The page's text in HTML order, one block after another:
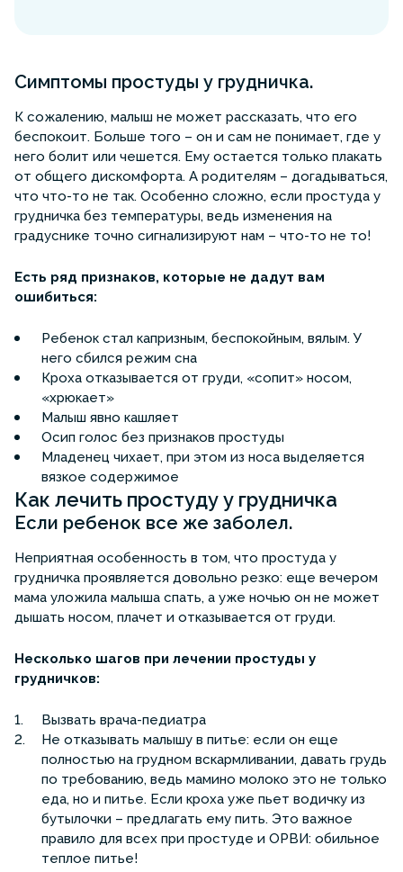
Симптомы простуды у грудничка.
К сожалению, малыш не может рассказать, что его
беспокоит. Больше того – он и сам не понимает, где у
него болит или чешется. Ему остается только плакать
от общего дискомфорта. А родителям – догадываться,
что что-то не так. Особенно сложно, если простуда у
грудничка без температуры, ведь изменения на
градуснике точно сигнализируют нам – что-то не то!
Есть ряд признаков, которые не дадут вам
ошибиться:
Ребенок стал капризным, беспокойным, вялым. У
него сбился режим сна
Кроха отказывается от груди, «сопит» носом,
«хрюкает»
Малыш явно кашляет
Осип голос без признаков простуды
Младенец чихает, при этом из носа выделяется
вязкое содержимое
Как лечить простуду у грудничка
Если ребенок все же заболел.
Неприятная особенность в том, что простуда у
грудничка проявляется довольно резко: еще вечером
мама уложила малыша спать, а уже ночью он не может
дышать носом, плачет и отказывается от груди.
Несколько шагов при лечении простуды у
грудничков:
Вызвать врача-педиатра
Не отказывать малышу в питье: если он еще
полностью на грудном вскармливании, давать грудь
по требованию, ведь мамино молоко это не только
еда, но и питье. Если кроха уже пьет водичку из
бутылочки – предлагать ему пить. Это важное
правило для всех при простуде и ОРВИ: обильное
теплое питье!